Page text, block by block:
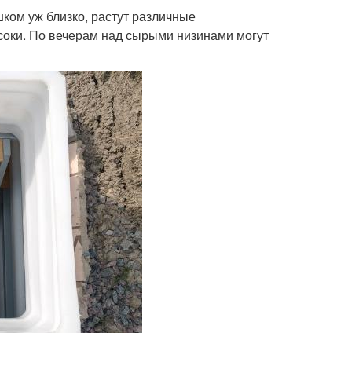
уж близко, растут различные
По вечерам над сырыми низинами могут